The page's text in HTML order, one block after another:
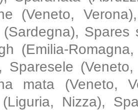
(Veneto,
Spares
(Emilia-
Sparesele
mata (Veneto,
Nizza),